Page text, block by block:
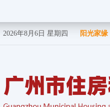
2026年8月6日 星期四 阳光家缘